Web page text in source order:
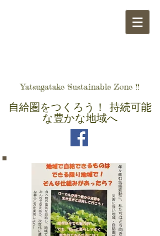
Yatsugatake Sustainable Zone !!
自給圏をつくろう！ 持続可能
な豊かな地域へ